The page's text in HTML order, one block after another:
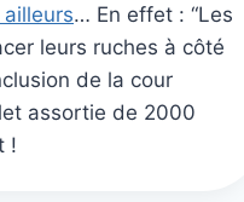
… En effet : “Les
leurs ruches à côté
de la cour
assortie de 2000
!